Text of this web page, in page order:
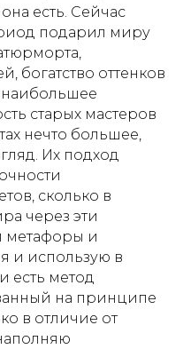
есть. Сейчас
подарил миру
оттенков
наибольшее
старых мастеров
нечто большее,
Их подход
сколько в
через эти
метафоры и
я и использую в
есть метод
на принципе
в отличие от